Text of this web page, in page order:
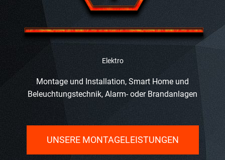
Elektro
Montage und Installation, Smart Home und
Beleuchtungstechnik, Alarm- oder Brandanlagen
UNSERE MONTAGELEISTUNGEN